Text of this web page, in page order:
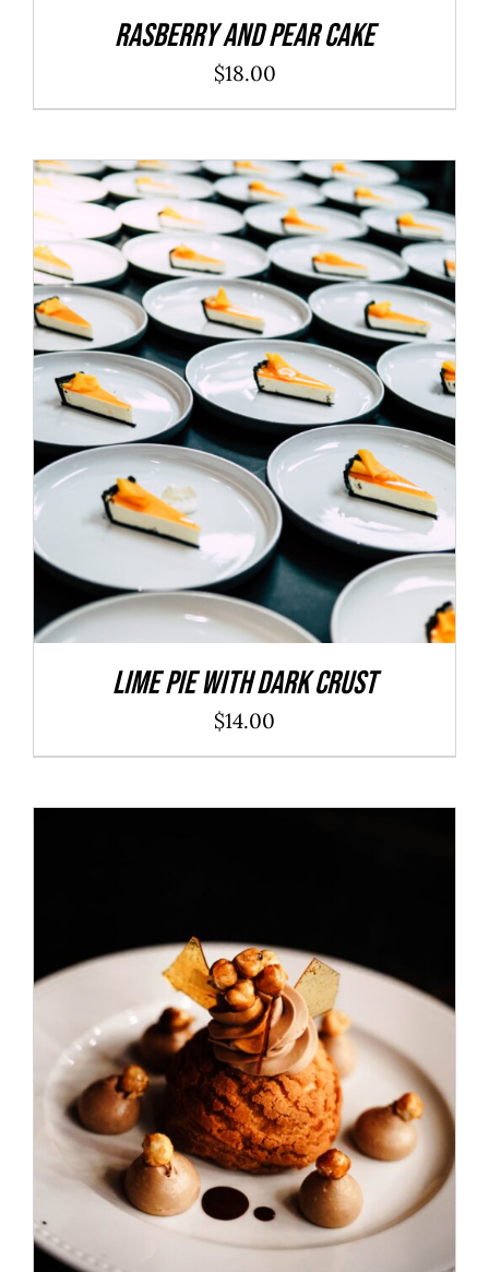
Rasberry And Pear Cake
$18.00
ADD TO CART DÉTAILS
Lime Pie With Dark Crust
$14.00
ADD TO CART / DÉTAILS